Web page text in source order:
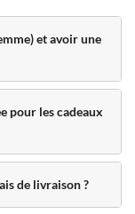
et avoir une
pour les cadeaux
de livraison ?